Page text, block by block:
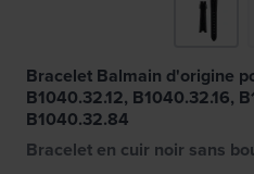
Bracelet Balmain d'origine
B1040.32.12, B1040.32.16,
B1040.32.84
Bracelet en cuir noir sans